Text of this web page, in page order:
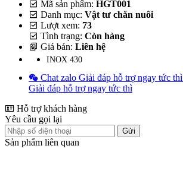
Mã sản phẩm: HGT001
Danh mục: Vật tư chăn nuôi
Lượt xem: 73
Tình trạng: Còn hàng
Giá bán: Liên hệ
INOX 430
Chat zalo Giải đáp hỗ trợ ngay tức thì
Giải đáp hỗ trợ ngay tức thì
Hỗ trợ khách hàng
Yêu cầu gọi lại
Gửi
Sản phẩm liên quan